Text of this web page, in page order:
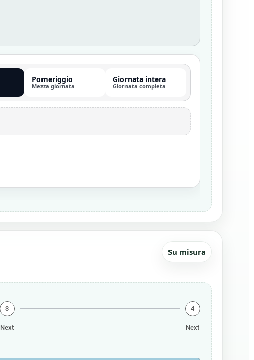
Pomeriggio
Mezza giornata
Giornata intera
Giornata completa
Su misura
3
Next
4
Next